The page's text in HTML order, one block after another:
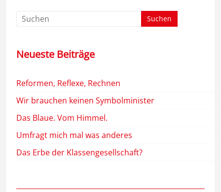
Neueste Beiträge
Reformen, Reflexe, Rechnen
Wir brauchen keinen Symbolminister
Das Blaue. Vom Himmel.
Umfragt mich mal was anderes
Das Erbe der Klassengesellschaft?